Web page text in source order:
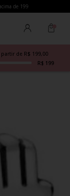
de 199
de R$ 199,00
R$ 199